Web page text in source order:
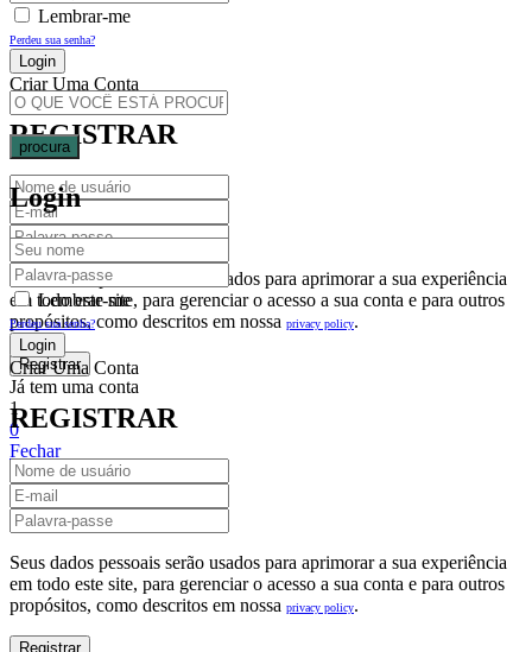
Lembrar-me
Perdeu sua senha?
Criar Uma Conta
REGISTRAR
Seus dados pessoais serão usados para aprimorar a sua experiência
em todo este site, para gerenciar o acesso a sua conta e para outros
propósitos, como descritos em nossa privacy policy.
Já tem uma conta
1
0
Fechar
Carrinho De Compras(0)
No products in the cart.
procura
Login
Lembrar-me
Perdeu sua senha?
Criar Uma Conta
REGISTRAR
Seus dados pessoais serão usados para aprimorar a sua experiência
em todo este site, para gerenciar o acesso a sua conta e para outros
propósitos, como descritos em nossa privacy policy.